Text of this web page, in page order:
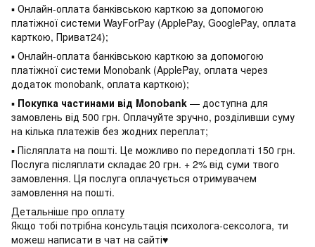
▪ Онлайн-оплата банківською карткою за допомогою
платіжної системи WayForPay (ApplePay, GooglePay, оплата
карткою, Приват24);
▪ Онлайн-оплата банківською карткою за допомогою
платіжної системи Monobank (ApplePay, оплата через
додаток monobank, оплата карткою);
▪ Покупка частинами від Monobank — доступна для
замовлень від 500 грн. Оплачуйте зручно, розділивши суму
на кілька платежів без жодних переплат;
▪ Післяплата на пошті. Це можливо по передоплаті 150 грн.
Послуга післяплати складає 20 грн. + 2% від суми твого
замовлення. Ця послуга оплачується отримувачем
замовлення на пошті.
Детальніше про оплату
Якщо тобі потрібна консультація психолога-сексолога, ти
можеш написати в чат на сайті♥